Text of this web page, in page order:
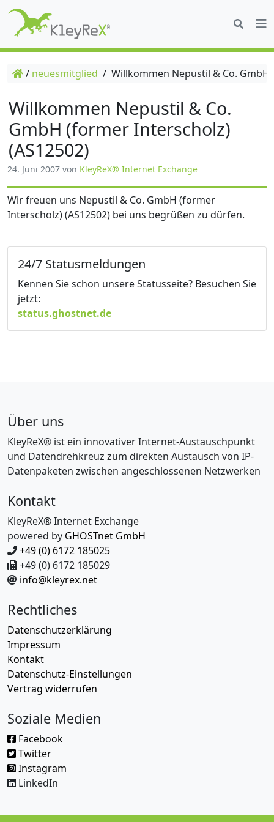
/ neuesmitglied / Willkommen Nepustil & Co.
Willkommen Nepustil & Co.
GmbH (former Interscholz)
(AS12502)
24. Juni 2007 von KleyReX® Internet Exchange
Wir freuen uns Nepustil & Co. GmbH (former
Interscholz) (AS12502) bei uns begrüßen zu dürfen.
24/7 Statusmeldungen
Kennen Sie schon unsere Statusseite? Besuchen Sie
jetzt:
status.ghostnet.de
Über uns
KleyReX® ist ein innovativer Internet-Austauschpunkt
und Datendrehkreuz zum direkten Austausch von IP-
Datenpaketen zwischen angeschlossenen Netzwerken
Kontakt
KleyReX® Internet Exchange
powered by GHOSTnet GmbH
+49 (0) 6172 185025
+49 (0) 6172 185029
info@kleyrex.net
Rechtliches
Datenschutzerklärung
Impressum
Kontakt
Datenschutz-Einstellungen
Vertrag widerrufen
Soziale Medien
Facebook
Twitter
Instagram
LinkedIn